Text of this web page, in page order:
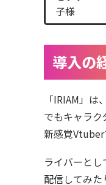
子様
導入の
「IRIAM」
でもキャラク
新感覚Vtuber
ライバーと
配信してみ